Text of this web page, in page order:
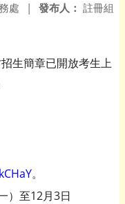
發布人： 註冊組
處 |
生簡章已開放考生上
。
）至12月3日